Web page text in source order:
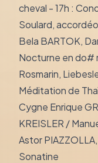
cheval - 17h :
Soulard,
Bela BARTOK,
Nocturne en do#
Rosmarin,
Méditation de
Cygne Enrique
KREISLER /
Astor
Sonatine